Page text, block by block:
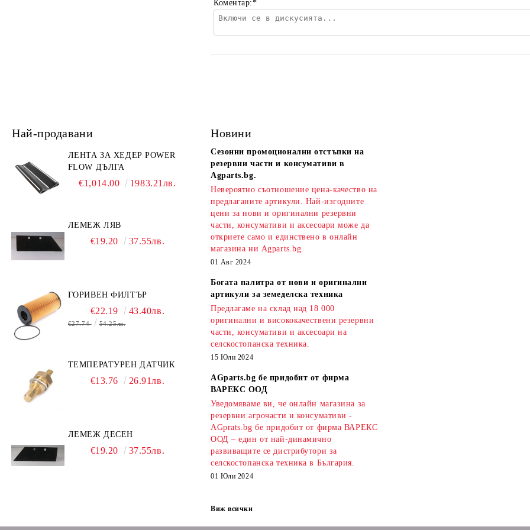
Коментар:*
Най-продавани
ЛЕНТА ЗА ХЕДЕР POWER
FLOW ДЪЛГА
€1,014.00 1983.21лв.
ЛЕМЕЖ ЛЯВ
€19.20 37.55лв.
ГОРИВЕН ФИЛТЪР
€22.19 43.40лв.
€27.74 54.25лв.
ТЕМПЕРАТУРЕН ДАТЧИК
€13.76 26.91лв.
ЛЕМЕЖ ДЕСЕН
€19.20 37.55лв.
Новини
Сезонни промоционални отстъпки на
резервни части и консумативи в
Agparts.bg.
Невероятно съотношение цена-качество на
предлаганите артикули. Най-изгодните
цени за нови и оригинални резервни
части, консумативи и аксесоари може да
откриете само и единствено в онлайн
магазина ни Agparts.bg.
01 Авг 2024
Богата палитра от нови и оригинални
артикули за земеделска техника
Предлагаме на склад над 18 000
оригинални и висококачествени резервни
части, консумативи и аксесоари на
селскостопанска техника.
15 Юли 2024
AGparts.bg бе придобит от фирма
ВАРЕКС ООД
Уведомяваме ви, че онлайн магазина за
резервни агрочасти и консумативи -
AGprats.bg бе придобит от фирма ВАРЕКС
ООД – един от най-динамично
развиващите се дистрибутори за
селскостопанска техника в България.
01 Юли 2024
Виж всички